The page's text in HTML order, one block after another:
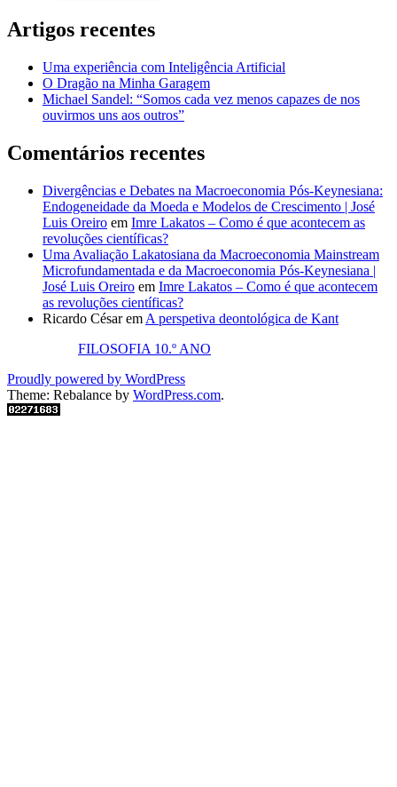
Artigos recentes
Uma experiência com Inteligência Artificial
O Dragão na Minha Garagem
Michael Sandel: “Somos cada vez menos capazes de nos
ouvirmos uns aos outros”
Comentários recentes
Divergências e Debates na Macroeconomia Pós-Keynesiana:
Endogeneidade da Moeda e Modelos de Crescimento | José
Luis Oreiro em Imre Lakatos – Como é que acontecem as
revoluções científicas?
Uma Avaliação Lakatosiana da Macroeconomia Mainstream
Microfundamentada e da Macroeconomia Pós-Keynesiana |
José Luis Oreiro em Imre Lakatos – Como é que acontecem
as revoluções científicas?
Ricardo Césarem A perspetiva deontológica de Kant
FILOSOFIA 10.º ANO
Proudly powered by WordPress
Theme: Rebalance by WordPress.com.